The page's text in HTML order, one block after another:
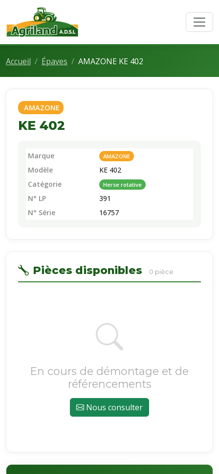
Accueil Épaves AMAZONE KE 402
AMAZONE
KE 402
Marque AMAZONE
Modèle
KE 402
Catégorie
Herse rotative
N° LP
391
N° Série
16757
Pièces disponibles 0 pièce
En cours de démontage et de
référencements
Nous consulter